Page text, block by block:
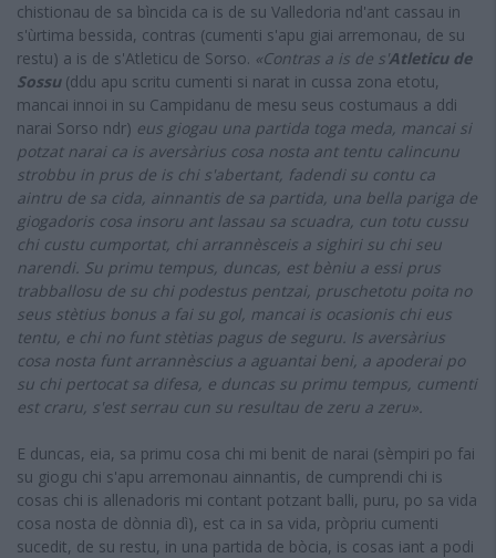
chistionau de sa bìncida ca is de su Valledoria nd'ant cassau in
s'ùrtima bessida, contras (cumenti s'apu giai arremonau, de su
restu) a is de s'Atleticu de Sorso. «Contras a is de s' Atleticu de
Sossu(ddu apu scritu cumenti si narat in cussa zona etotu,
mancai innoi in su Campidanu de mesu seus costumaus a ddi
narai Sorso ndr) eus giogau una partida toga meda, mancai si
potzat narai ca is aversàrius cosa nosta ant tentu calincunu
strobbu in prus de is chi s'abertant, fadendi su contu ca
aintru de sa cida, ainnantis de sa partida, una bella pariga de
giogadoris cosa insoru ant lassau sa scuadra, cun totu cussu
chi custu cumportat, chi arrannèsceis a sighiri su chi seu
narendi. Su primu tempus, duncas, est bèniu a essi prus
trabballosu de su chi podestus pentzai, pruschetotu poita no
seus stètius bonus a fai su gol, mancai is ocasionis chi eus
tentu, e chi no funt stètias pagus de seguru. Is aversàrius
cosa nosta funt arrannèscius a aguantai beni, a apoderai po
su chi pertocat sa difesa, e duncas su primu tempus, cumenti
est craru, s'est serrau cun su resultau de zeru a zeru».
E duncas, eia, sa primu cosa chi mi benit de narai (sèmpiri po fai
su giogu chi s'apu arremonau ainnantis, de cumprendi chi is
cosas chi is allenadoris mi contant potzant balli, puru, po sa vida
cosa nosta de dònnia dì), est ca in sa vida, pròpriu cumenti
sucedit, de su restu, in una partida de bòcia, is cosas iant a podi